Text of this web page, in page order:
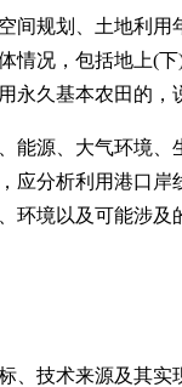
间规划、土地利
情况，包括地上(
永久基本农田的
能源、大气环境
应分析利用港口
环境以及可能涉
、技术来源及其